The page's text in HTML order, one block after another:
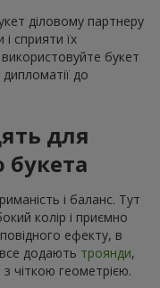
діловому партнеру
і сприяти їх
букет
до
для
букета
і баланс. Тут
колір і приємно
ефекту, в
додають троянди,
з чіткою геометрією.